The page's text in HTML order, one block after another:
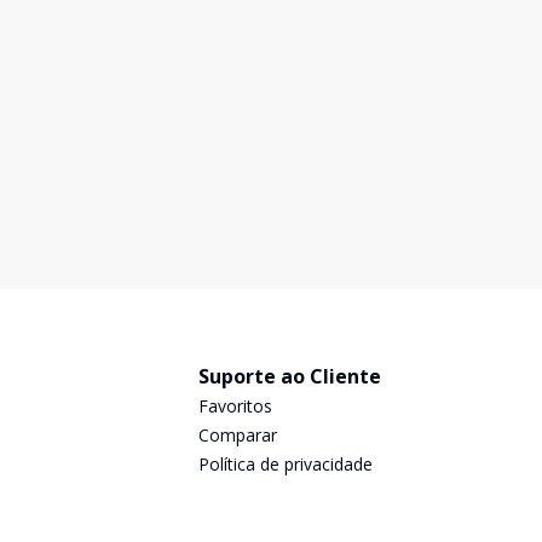
Suporte ao Cliente
Favoritos
Comparar
Política de privacidade